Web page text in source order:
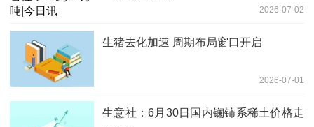
2026-07-02
生猪去化加速 周期布局窗口开启
2026-07-01
生意社：6月30日国内镧铈系稀土价格走